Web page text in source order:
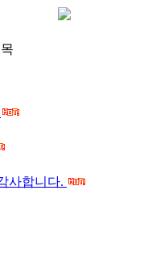
사합니다.